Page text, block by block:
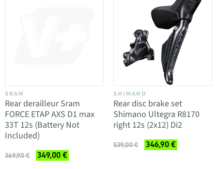
SRAM
Rear derailleur Sram
FORCE ETAP AXS D1 max
33T 12s (Battery Not
Included)
369,90 € 349,00 €
SHIMANO
Rear disc brake set
Shimano Ultegra R8170
right 12s (2x12) Di2
539,00 € 346,90 €